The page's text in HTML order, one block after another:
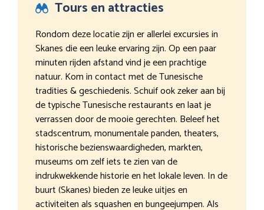
Tours en attracties
Rondom deze locatie zijn er allerlei excursies in
Skanes die een leuke ervaring zijn. Op een paar
minuten rijden afstand vind je een prachtige
natuur. Kom in contact met de Tunesische
tradities & geschiedenis. Schuif ook zeker aan bij
de typische Tunesische restaurants en laat je
verrassen door de mooie gerechten. Beleef het
stadscentrum, monumentale panden, theaters,
historische bezienswaardigheden, markten,
museums om zelf iets te zien van de
indrukwekkende historie en het lokale leven. In de
buurt (Skanes) bieden ze leuke uitjes en
activiteiten als squashen en bungeejumpen. Als